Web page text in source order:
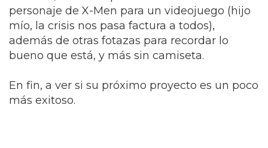
personaje de X-Men para un videojuego (hijo
mío, la crisis nos pasa factura a todos),
además de otras fotazas para recordar lo
bueno que está, y más sin camiseta.
En fin, a ver si su próximo proyecto es un poco
más exitoso.